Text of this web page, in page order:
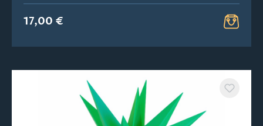
17,00 €